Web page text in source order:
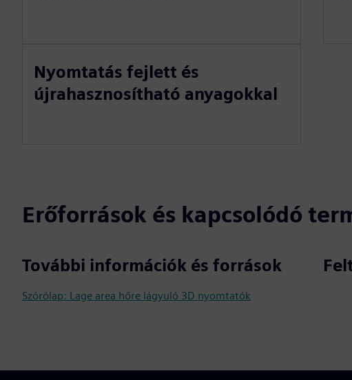
Nyomtatás fejlett és
újrahasznosítható anyagokkal
Erőforrások és kapcsolódó
További információk és források
Szórólap: Lage area hőre lágyuló 3D nyomtatók